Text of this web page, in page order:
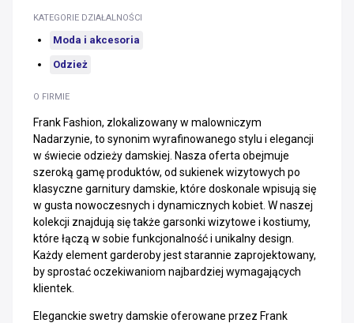
O FIRMIE
Frank Fashion, zlokalizowany w malowniczym
Nadarzynie, to synonim wyrafinowanego stylu i elegancji
w świecie odzieży damskiej. Nasza oferta obejmuje
szeroką gamę produktów, od sukienek wizytowych po
klasyczne garnitury damskie, które doskonale wpisują się
w gusta nowoczesnych i dynamicznych kobiet. W naszej
kolekcji znajdują się także garsonki wizytowe i kostiumy,
które łączą w sobie funkcjonalność i unikalny design.
Każdy element garderoby jest starannie zaprojektowany,
by sprostać oczekiwaniom najbardziej wymagających
klientek.
Eleganckie swetry damskie oferowane przez Frank
KATEGORIE DZIAŁALNOŚCI
Moda i akcesoria
Odzież